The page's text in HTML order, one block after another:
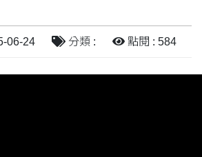
06-24 分類 : 點閱 : 584